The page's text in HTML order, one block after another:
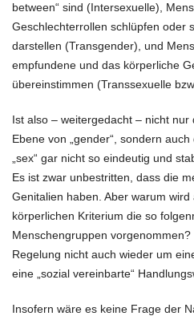
between“ sind (Intersexuelle),
Geschlechterrollen schlüpfen oder
darstellen (Transgender), und
empfundene und das körperliche
übereinstimmen (Transsexuelle
Ist also – weitergedacht – nicht
Ebene von „gender“, sondern
„sex“ gar nicht so eindeutig und
Es ist zwar unbestritten, dass die
Genitalien haben. Aber warum
körperlichen Kriterium die so
Menschengruppen
Regelung nicht auch wieder um
eine „sozial vereinbarte“
Insofern wäre es keine Frage der